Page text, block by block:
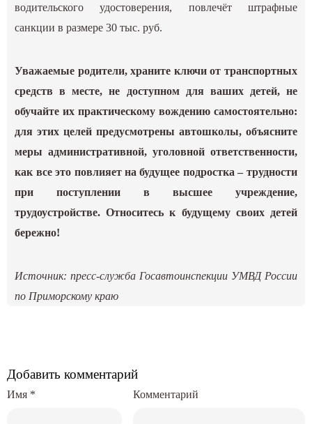
водительского удостоверения, повлечёт штрафные
санкции в размере 30 тыс. руб.
Уважаемые родители, храните ключи от транспортных
средств в месте, не доступном для ваших детей, не
обучайте их практическому вождению самостоятельно:
для этих целей предусмотрены автошколы, объясните
меры административной, уголовной ответственности,
как все это повлияет на будущее подростка – трудности
при поступлении в высшее учреждение,
трудоустройстве. Относитесь к будущему своих детей
бережно!
Источник: пресс-служба Госавтоинспекции УМВД России
по Приморскому краю
Добавить комментарий
Комментарий
Имя *